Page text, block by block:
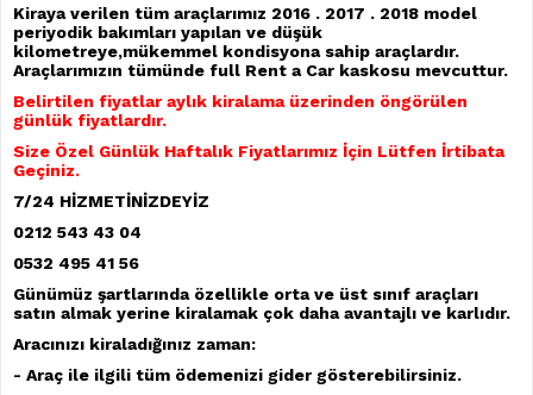
Kiraya verilen tüm araçlarımız 2016 . 2017 . 2018 model
periyodik bakımları yapılan ve düşük
kilometreye,mükemmel kondisyona sahip araçlardır.
Araçlarımızın tümünde full Rent a Car kaskosu mevcuttur.
Belirtilen fiyatlar aylık kiralama üzerinden öngörülen
günlük fiyatlardır.
Size Özel Günlük Haftalık Fiyatlarımız İçin Lütfen İrtibata
Geçiniz.
7/24 HİZMETİNİZDEYİZ
0212 543 43 04
0532 495 41 56
Günümüz şartlarında özellikle orta ve üst sınıf araçları
satın almak yerine kiralamak çok daha avantajlı ve karlıdır.
Aracınızı kiraladığınız zaman:
- Araç ile ilgili tüm ödemenizi gider gösterebilirsiniz.